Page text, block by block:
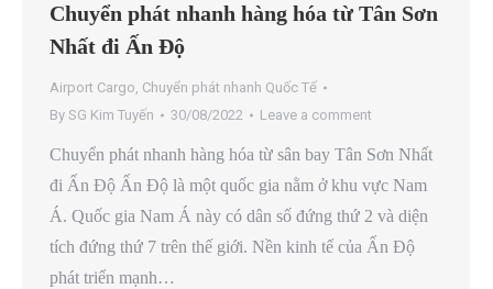
Chuyển phát nhanh hàng hóa từ Tân Sơn
Nhất đi Ấn Độ
Airport Cargo, Chuyển phát nhanh Quốc Tế
By SG Kim Tuyến 30/08/2022 Leave a comment
Chuyển phát nhanh hàng hóa từ sân bay Tân Sơn Nhất
đi Ấn Độ Ấn Độ là một quốc gia nằm ở khu vực Nam
Á. Quốc gia Nam Á này có dân số đứng thứ 2 và diện
tích đứng thứ 7 trên thế giới. Nền kinh tế của Ấn Độ
phát triển mạnh…